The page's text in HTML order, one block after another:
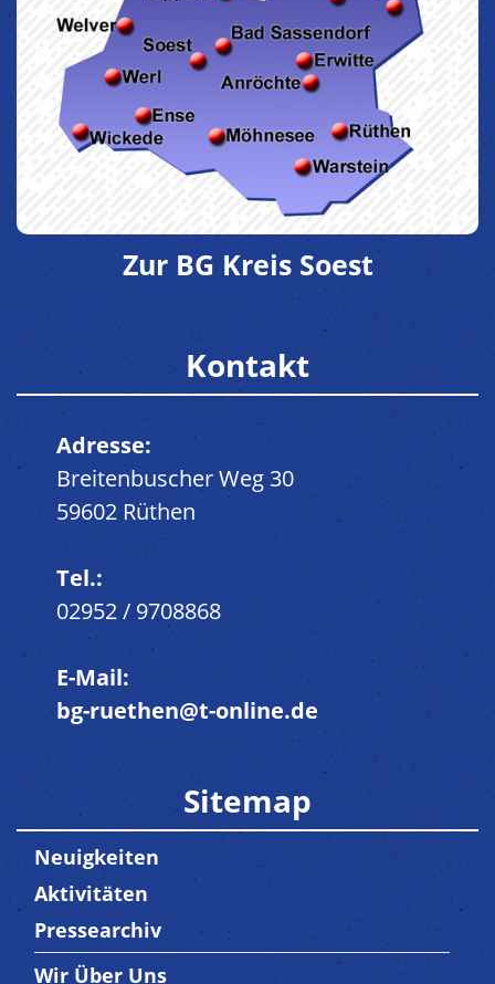
Zur BG Kreis Soest
Kontakt
Adresse:
Breitenbuscher Weg 30
59602 Rüthen
Tel.:
02952 / 9708868
E-Mail:
bg-ruethen@t-online.de
Sitemap
Neuigkeiten
Aktivitäten
Pressearchiv
Trenner3
Wir Über Uns